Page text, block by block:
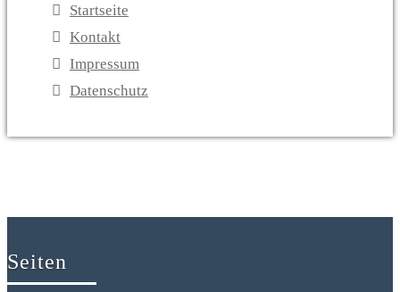
Startseite
Kontakt
Impressum
Datenschutz
Seiten